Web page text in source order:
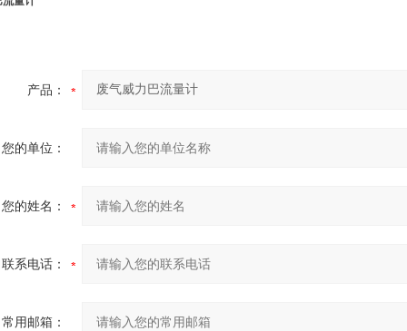
产品：
您的单位：
您的姓名：
联系电话：
常用邮箱：